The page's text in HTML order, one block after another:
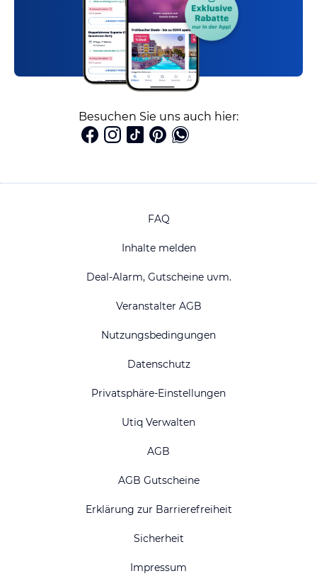
Besuchen Sie uns auch hier:
FAQ
Inhalte melden
Deal-Alarm, Gutscheine uvm.
Veranstalter AGB
Nutzungsbedingungen
Datenschutz
Privatsphäre-Einstellungen
Utiq Verwalten
AGB
AGB Gutscheine
Erklärung zur Barrierefreiheit
Sicherheit
Impressum